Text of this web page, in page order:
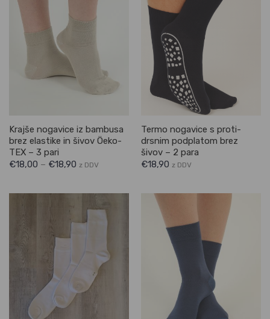
Krajše nogavice iz bambusa
brez elastike in šivov Öeko-
TEX – 3 pari
€18,00 – €18,90 z DDV
Termo nogavice s proti-
drsnim podplatom brez
šivov – 2 para
€18,90 z DDV